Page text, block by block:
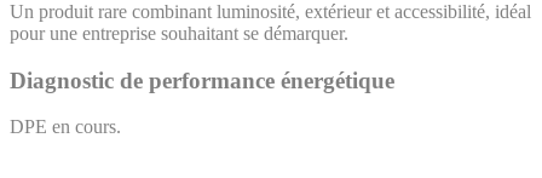
Un produit rare combinant luminosité, extérieur et accessibilité, idéal
pour une entreprise souhaitant se démarquer.
Diagnostic de performance énergétique
DPE en cours.